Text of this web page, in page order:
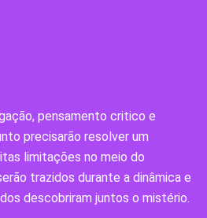
pensamento critico e
precisarão resolver um
limitações no meio do
trazidos durante a dinâmica e
descobriram juntos o mistério.